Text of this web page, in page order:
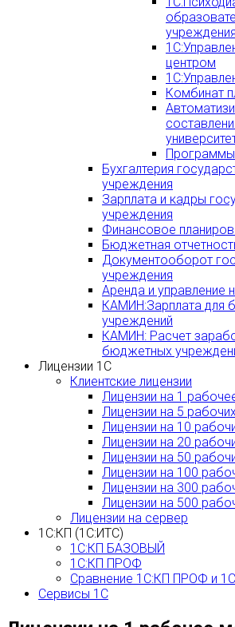
учреждения
центром
Комбинат
Программы
Бухгалтерия
учреждения
Зарплата и кадры
учреждения
Финансовое
Бюджетная
Документооборот
учреждения
Аренда и управление
КАМИН:Зарплата для
учреждений
КАМИН: Расчет
бюджетных
Лицензии 1С
Клиентские лицензии
Лицензии на 1
Лицензии на 5
Лицензии на 10
Лицензии на 20
Лицензии на 50
Лицензии на 100
Лицензии на 300
Лицензии на 500
Лицензии на сервер
1С:КП (1С:ИТС)
1С:КП БАЗОВЫЙ
1С:КП ПРОФ
Сравнение 1С:КП ПРОФ и
Сервисы 1С